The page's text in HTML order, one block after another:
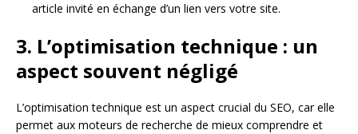
article invité en échange d’un lien vers votre site.
3. L’optimisation technique : un
aspect souvent négligé
L’optimisation technique est un aspect crucial du SEO, car elle
permet aux moteurs de recherche de mieux comprendre et